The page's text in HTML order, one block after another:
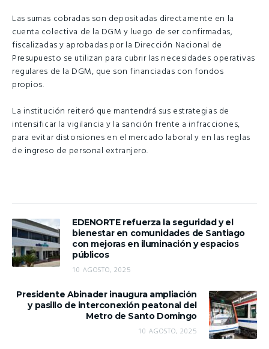
Las sumas cobradas son depositadas directamente en la
cuenta colectiva de la DGM y luego de ser confirmadas,
fiscalizadas y aprobadas por la Dirección Nacional de
Presupuesto se utilizan para cubrir las necesidades operativas
regulares de la DGM, que son financiadas con fondos
propios.
La institución reiteró que mantendrá sus estrategias de
intensificar la vigilancia y la sanción frente a infracciones,
para evitar distorsiones en el mercado laboral y en las reglas
de ingreso de personal extranjero.
EDENORTE refuerza la seguridad y el
bienestar en comunidades de Santiago
con mejoras en iluminación y espacios
públicos
10 AGOSTO, 2025
Presidente Abinader inaugura ampliación
y pasillo de interconexión peatonal del
Metro de Santo Domingo
10 AGOSTO, 2025